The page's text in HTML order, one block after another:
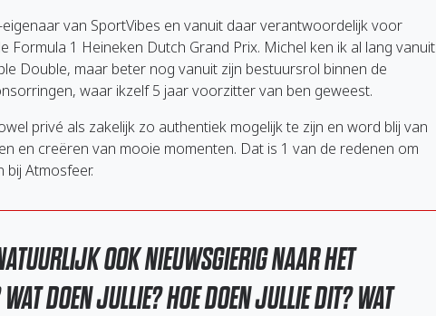
van SportVibes en vanuit daar verantwoordelijk voor
Formula 1 Heineken Dutch Grand Prix. Michel ken ik al lang vanuit
Double, maar beter nog vanuit zijn bestuursrol binnen de
waar ikzelf 5 jaar voorzitter van ben geweest.
privé als zakelijk zo authentiek mogelijk te zijn en word blij van
en creëren van mooie momenten. Dat is 1 van de redenen om
bij Atmosfeer.
OOK NIEUWSGIERIG NAAR HET
DOEN JULLIE? HOE DOEN JULLIE DIT? WAT